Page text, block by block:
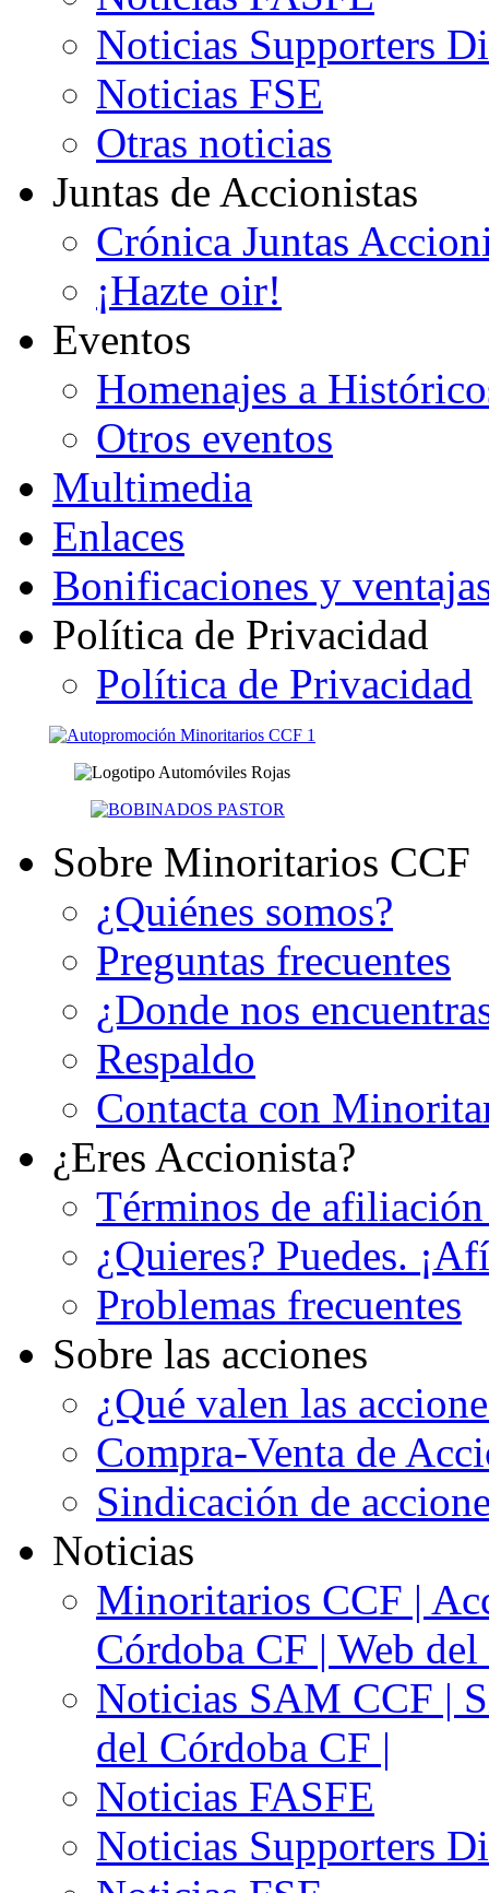
Noticias Supporters
Noticias FSE
Otras noticias
Juntas de Accionistas
Crónica Juntas
¡Hazte oir!
Eventos
Homenajes a
Otros eventos
Multimedia
Enlaces
Bonificaciones y
Política de Privacidad
Política de Privacidad
Sobre Minoritarios CCF
¿Quiénes somos?
Preguntas frecuentes
¿Donde nos
Respaldo
Contacta con
¿Eres Accionista?
Términos de
¿Quieres? Puedes.
Problemas frecuentes
Sobre las acciones
¿Qué valen las
Compra-Venta de
Sindicación de
Noticias
Minoritarios CCF |
Córdoba CF | Web
Noticias SAM CCF |
del Córdoba CF |
Noticias FASFE
Noticias Supporters